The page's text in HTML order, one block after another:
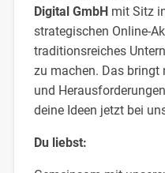
Digital GmbHmit Sitz
strategischen Online-
traditionsreiches
zu machen. Das bringt
und
deine Ideen jetzt bei
Du liebst: